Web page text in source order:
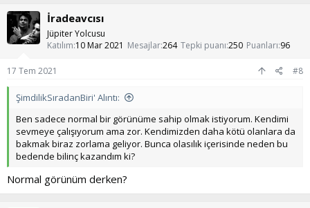
k
i
l
e
İradeavcısı
Jüpiter Yolcusu
Katılım 10 Mar 2021 Mesajlar264 Tepki puanı 250 Puanları 96
17 Tem 2021 #8
ŞimdilikSıradanBiri' Alıntı:
Ben sadece normal bir görünüme sahip olmak istiyorum. Kendimi
sevmeye çalışıyorum ama zor. Kendimizden daha kötü olanlara da
bakmak biraz zorlama geliyor. Bunca olasılık içerisinde neden bu
bedende bilinç kazandım ki?
Normal görünüm derken?